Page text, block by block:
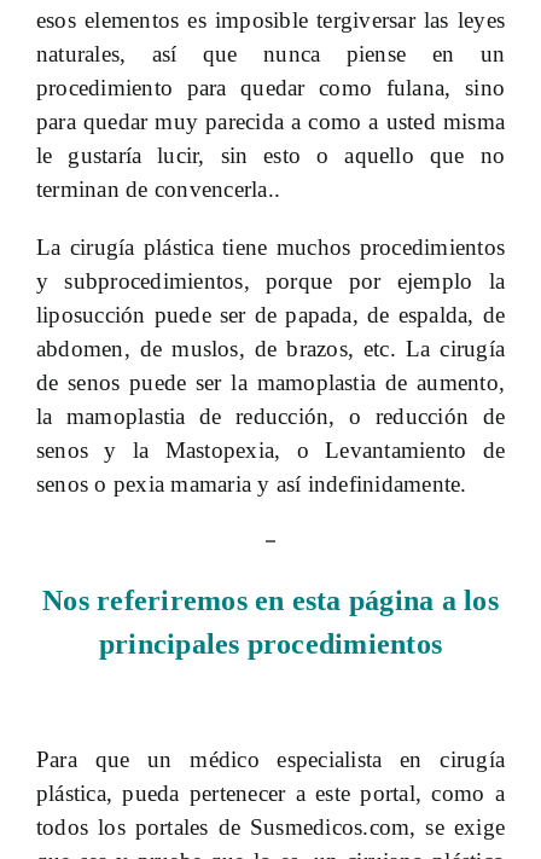
esos elementos es imposible tergiversar las leyes
naturales, así que nunca piense en un
procedimiento para quedar como fulana, sino
para quedar muy parecida a como a usted misma
le gustaría lucir, sin esto o aquello que no
terminan de convencerla..
La cirugía plástica tiene muchos procedimientos
y subprocedimientos, porque por ejemplo la
liposucción puede ser de papada, de espalda, de
abdomen, de muslos, de brazos, etc. La cirugía
de senos puede ser la mamoplastia de aumento,
la mamoplastia de reducción, o reducción de
senos y la Mastopexia, o Levantamiento de
senos o pexia mamaria y así indefinidamente.
–
Nos referiremos en esta página a los
principales procedimientos
Para que un médico especialista en cirugía
plástica, pueda pertenecer a este portal, como a
todos los portales de Susmedicos.com, se exige